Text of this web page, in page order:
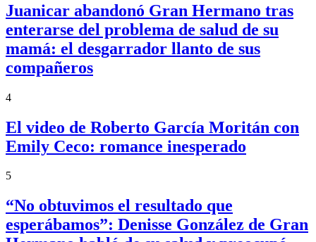
Juanicar abandonó Gran Hermano tras
enterarse del problema de salud de su
mamá: el desgarrador llanto de sus
compañeros
4
El video de Roberto García Moritán con
Emily Ceco: romance inesperado
5
“No obtuvimos el resultado que
esperábamos”: Denisse González de Gran